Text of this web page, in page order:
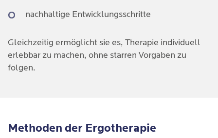
nachhaltige Entwicklungsschritte
Gleichzeitig ermöglicht sie es, Therapie individuell
erlebbar zu machen, ohne starren Vorgaben zu
folgen.
Methoden der Ergotherapie